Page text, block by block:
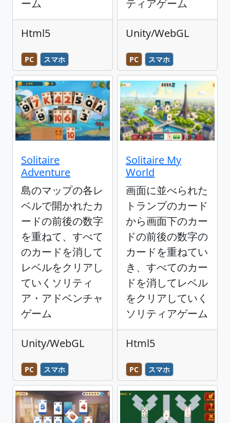
ーム
Html5
PC スマホ
ティアゲーム
Unity/WebGL
PC スマホ
Solitaire
Adventure
島のマップの各レ
ベルで開かれたカ
ードの前後の数字
を重ねて、すべて
のカードを消して
レベルをクリアし
ていくソリティ
ア・アドベンチャ
ゲーム
Unity/WebGL
PC スマホ
Solitaire My
World
画面に並べられた
トランプのカード
から画面下のカー
ドの前後の数字の
カードを重ねてい
き、すべてのカー
ドを消してレベル
をクリアしていく
ソリティアゲーム
Html5
PC スマホ